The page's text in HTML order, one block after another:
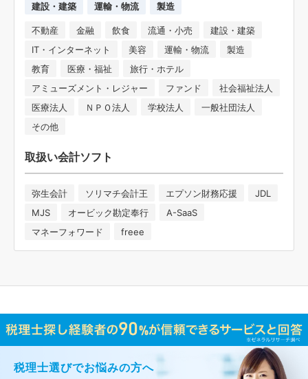
建設・建築 運輸・物流 製造
不動産 金融 飲食 流通・小売
建設・建築
IT・インターネット
美容 運輸・物流
製造
教育
医療・福祉
旅行・ホテル
アミューズメント・レジャー
ファンド
社会福祉法人
医療法人
ＮＰＯ法人 学校法人
一般社団法人
その他
取扱い会計ソフト
弥生会計 ソリマチ会計王 エプソン財務応援
JDL
MJS
オービック勘定奉行
A-SaaS
マネーフォワード
freee
税理士選びでお悩みの方へ